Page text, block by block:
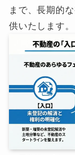
まで、長期的
供いたします。